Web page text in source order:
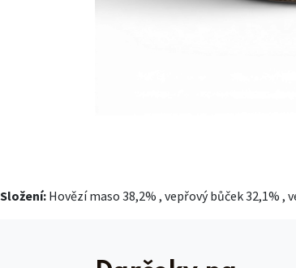
Složení: Hovězí maso 38,2% , vepřový bůček 32,1%